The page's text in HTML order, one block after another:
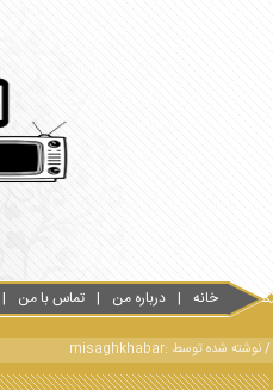
خانه درباره من تماس با من
/نوشته شده توسط :misaghkhabar